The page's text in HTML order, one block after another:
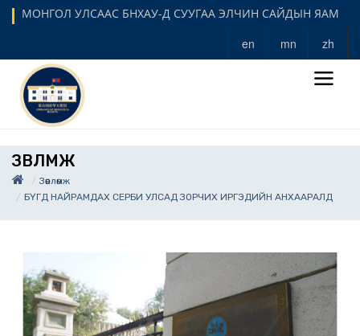
МОНГОЛ УЛСААС БНХАУ-Д СУУГАА ЭЛЧИН САЙДЫН ЯАМ
en mn zh
ЗӨВЛӨМЖ
Зөвлөмж
БҮГД НАЙРАМДАХ СЕРБИ УЛСАД ЗОРЧИХ ИРГЭДИЙН АНХААРАЛД